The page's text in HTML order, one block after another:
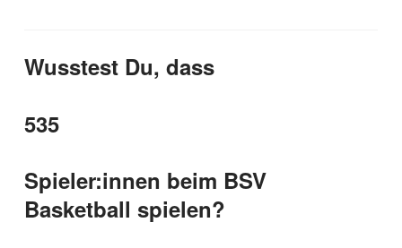
Wusstest Du, dass
535
Spieler:innen beim BSV
Basketball spielen?